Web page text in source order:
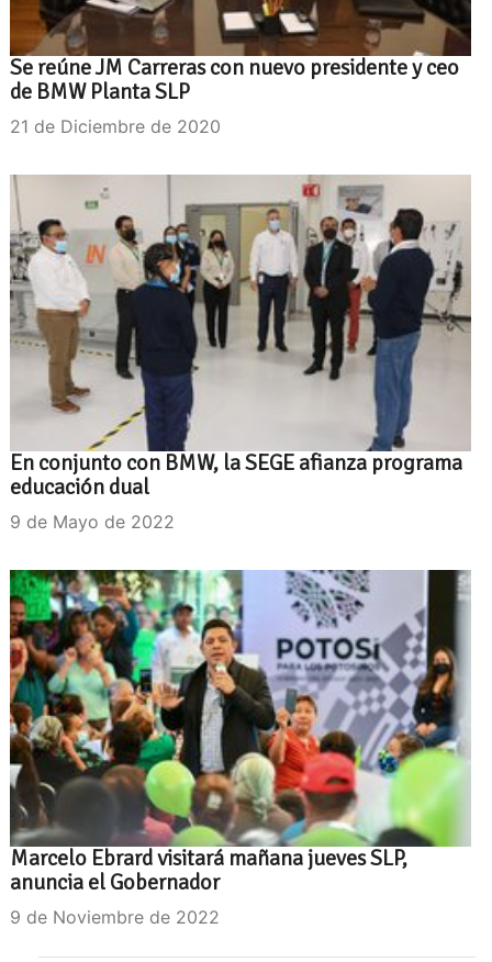
Se reúne JM Carreras con nuevo presidente y ceo
de BMW Planta SLP
21 de Diciembre de 2020
En conjunto con BMW, la SEGE afianza programa
educación dual
9 de Mayo de 2022
Marcelo Ebrard visitará mañana jueves SLP,
anuncia el Gobernador
9 de Noviembre de 2022